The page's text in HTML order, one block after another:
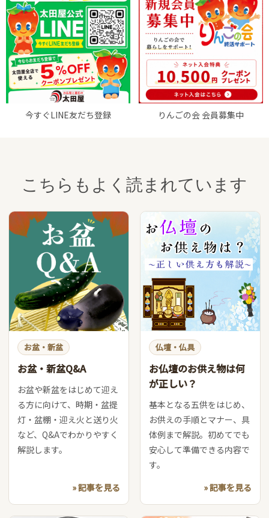
今すぐLINE友だち登録 りんごの会 会員募集中
こちらもよく読まれています
お盆・新盆
お盆・新盆Q&A
お盆や新盆をはじめて迎え
る方に向けて、時期・盆提
灯・盆棚・迎え火と送り火
など、Q&Aでわかりやすく
解説します。
» 記事を見る
仏壇・仏具
お仏壇のお供え物は何
が正しい？
基本となる五供をはじめ、
お供えの手順とマナー、具
体例まで解説。初めてでも
安心して準備できる内容で
す。
» 記事を見る